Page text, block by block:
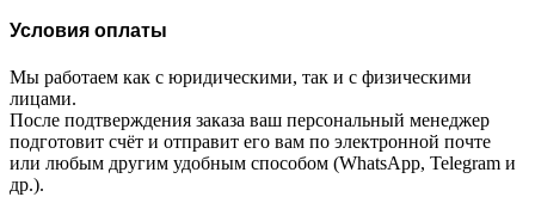
Условия оплаты
Мы работаем как с юридическими, так и с физическими
лицами.
После подтверждения заказа ваш персональный менеджер
подготовит счёт и отправит его вам по электронной почте
или любым другим удобным способом (WhatsApp, Telegram и
др.).